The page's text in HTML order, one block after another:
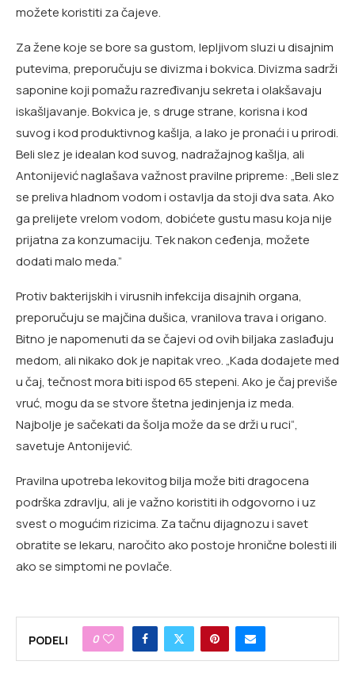
možete koristiti za čajeve.
Za žene koje se bore sa gustom, lepljivom sluzi u disajnim
putevima, preporučuju se divizma i bokvica. Divizma sadrži
saponine koji pomažu razređivanju sekreta i olakšavaju
iskašljavanje. Bokvica je, s druge strane, korisna i kod
suvog i kod produktivnog kašlja, a lako je pronaći i u prirodi.
Beli slez je idealan kod suvog, nadražajnog kašlja, ali
Antonijević naglašava važnost pravilne pripreme: „Beli slez
se preliva hladnom vodom i ostavlja da stoji dva sata. Ako
ga prelijete vrelom vodom, dobićete gustu masu koja nije
prijatna za konzumaciju. Tek nakon ceđenja, možete
dodati malo meda.”
Protiv bakterijskih i virusnih infekcija disajnih organa,
preporučuju se majčina dušica, vranilova trava i origano.
Bitno je napomenuti da se čajevi od ovih biljaka zaslađuju
medom, ali nikako dok je napitak vreo. „Kada dodajete med
u čaj, tečnost mora biti ispod 65 stepeni. Ako je čaj previše
vruć, mogu da se stvore štetna jedinjenja iz meda.
Najbolje je sačekati da šolja može da se drži u ruci“,
savetuje Antonijević.
Pravilna upotreba lekovitog bilja može biti dragocena
podrška zdravlju, ali je važno koristiti ih odgovorno i uz
svest o mogućim rizicima. Za tačnu dijagnozu i savet
obratite se lekaru, naročito ako postoje hronične bolesti ili
ako se simptomi ne povlače.
PODELI 0